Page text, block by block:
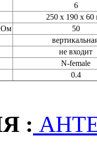
6
250 х 190 х 60
Ом
50
не входит
N-female
0.4
: